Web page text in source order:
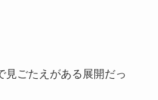
ごたえがある展開だっ